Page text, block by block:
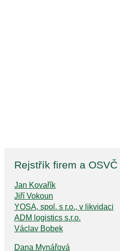
Rejstřík firem a OSVČ
Jan Kovařík
Jiří Vokoun
YOSA, spol. s r.o., v likvidaci
ADM logistics s.r.o.
Václav Bobek
Dana Mynářová